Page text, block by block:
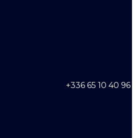
+336 65 10 40 96